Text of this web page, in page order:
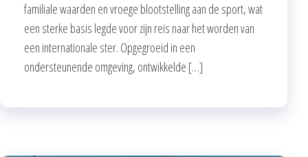
familiale waarden en vroege blootstelling aan de sport, wat
een sterke basis legde voor zijn reis naar het worden van
een internationale ster. Opgegroeid in een
ondersteunende omgeving, ontwikkelde […]